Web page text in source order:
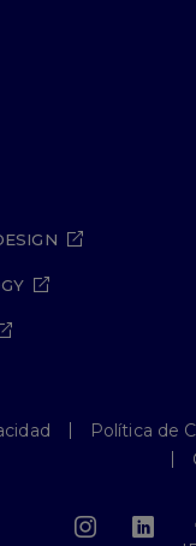
Política de